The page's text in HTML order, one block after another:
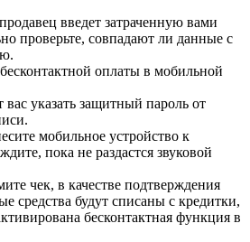
введет затраченную вами
проверьте, совпадают ли данные с
оплаты в мобильной
указать защитный пароль от
мобильное устройство к
пока не раздастся звуковой
чек, в качестве подтверждения
средства будут списаны с кредитки,
бесконтактная функция в